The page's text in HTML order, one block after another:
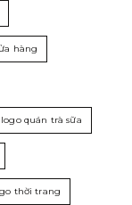
hàng
quán trà sữa
thời trang